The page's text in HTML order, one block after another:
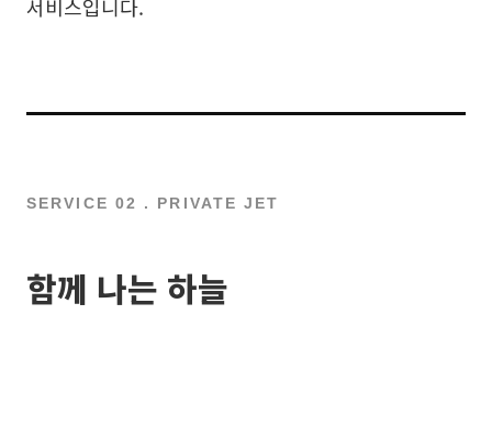
서비스입니다.
SERVICE 02 . PRIVATE JET
함께 나는 하늘